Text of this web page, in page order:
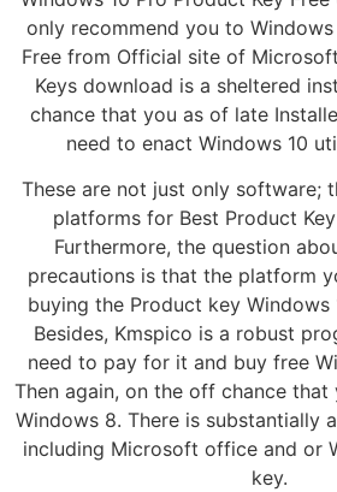
only recommend you to
Free from Official site of
Keys download is a sheltered
chance that you as of late
need to enact Windows 10
These are not just only software;
platforms for Best Product
Furthermore, the question
precautions is that the platform
buying the Product key Windows
Besides, Kmspico is a robust
need to pay for it and buy free
Then again, on the off chance that
Windows 8. There is substantially
including Microsoft office and or
key.